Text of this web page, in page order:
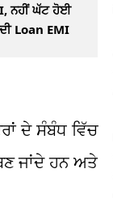
ਨਹੀਂ ਘੱਟ ਹੋਈ
Loan EMI
ਦੇ ਸੰਬੰਧ ਵਿੱਚ
ਜਾਂਦੇ ਹਨ ਅਤੇ